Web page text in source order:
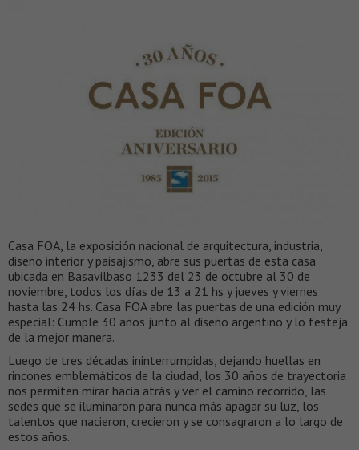
Casa FOA, la exposición nacional de arquitectura, industria,
diseño interior y paisajismo, abre sus puertas de esta casa
ubicada en Basavilbaso 1233 del 23 de octubre al 30 de
noviembre, todos los días de 13 a 21 hs y jueves y viernes
hasta las 24 hs. Casa FOA abre las puertas de una edición muy
especial: Cumple 30 años junto al diseño argentino y lo festeja
de la mejor manera.
Luego de tres décadas ininterrumpidas, dejando huellas en
rincones emblemáticos de la ciudad, los 30 años de trayectoria
nos permiten mirar hacia atrás y ver el camino recorrido, las
sedes que se iluminaron para nunca más apagar su luz, los
talentos que nacieron, crecieron y se consagraron a lo largo de
estos años.